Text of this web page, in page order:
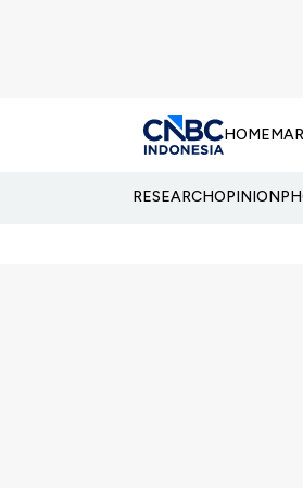
HOME
RESEARCHOPINION